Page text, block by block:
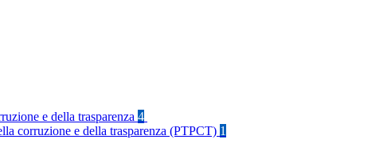
e della trasparenza 4
corruzione e della trasparenza (PTPCT) 1